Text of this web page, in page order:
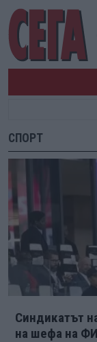
СПОРТ
Синдикатът
на шефа на